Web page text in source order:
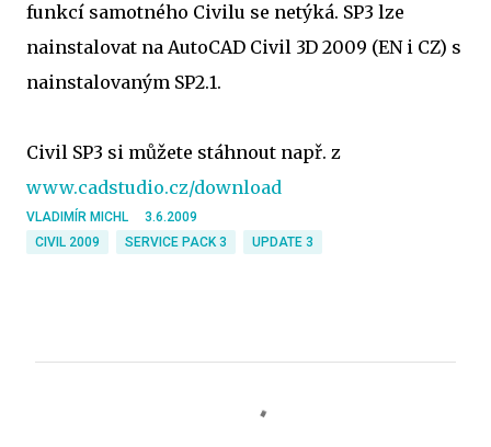
funkcí samotného Civilu se netýká. SP3 lze
nainstalovat na AutoCAD Civil 3D 2009 (EN i CZ) s
nainstalovaným SP2.1.
Civil SP3 si můžete stáhnout např. z
www.cadstudio.cz/download
VLADIMÍR MICHL
3.6.2009
CIVIL 2009
SERVICE PACK 3 UPDATE 3